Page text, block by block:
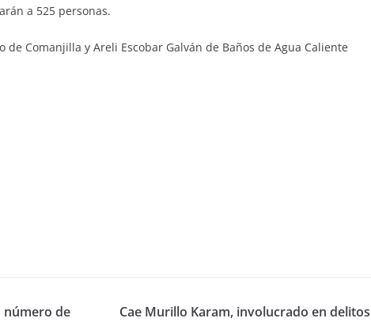
a 525 personas.
de Comanjilla y Areli Escobar Galván de Baños de Agua Caliente
número de
Cae Murillo Karam, involucrado en delitos